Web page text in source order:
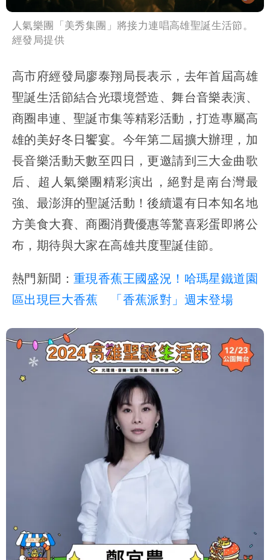
人氣樂團「美秀集團」將接力連唱高雄聖誕生活節。
經發局提供
高市府經發局廖泰翔局長表示，去年首屆高雄
聖誕生活節結合光環境營造、舞台音樂表演、
商圈串連、聖誕市集等精彩活動，打造專屬高
雄的美好冬日饗宴。今年第二屆擴大辦理，加
長音樂活動天數至四日，更邀請到三大金曲歌
后、超人氣樂團精彩演出，絕對是南台灣最
強、最澎湃的聖誕活動！後續還有日本知名地
方美食大賽、商圈消費優惠等驚喜彩蛋即將公
布，期待與大家在高雄共度聖誕佳節。
熱門新聞： 重現香蕉王國盛況！哈瑪星鐵道園
區出現巨大香蕉 「香蕉派對」週末登場